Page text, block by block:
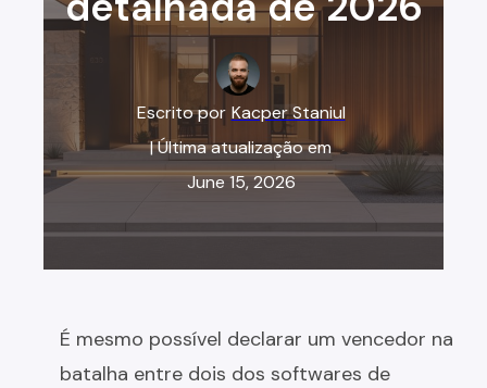
Escrito por Kacper Staniul
| Última atualização em
June 15, 2026
É mesmo possível declarar um vencedor na
batalha entre dois dos softwares de